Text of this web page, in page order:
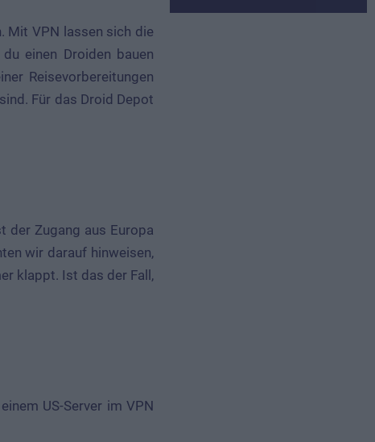
Mit VPN lassen sich die
einen Droiden bauen
Reisevorbereitungen
Für das Droid Depot
Zugang aus Europa
wir darauf hinweisen,
klappt. Ist das der Fall,
US-Server im VPN